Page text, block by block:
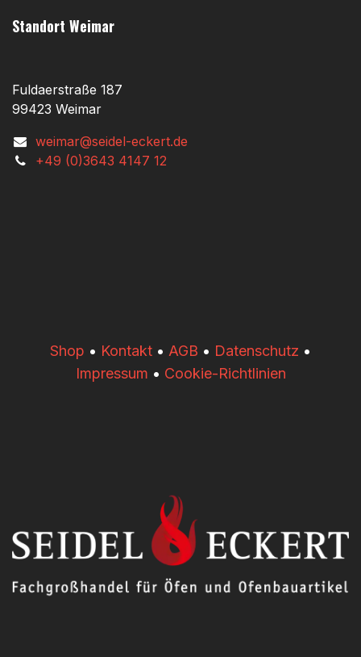
Standort Weimar
Fuldaerstraße 187
99423 Weimar
weimar@seidel-eckert.de
+49 (0)3643 4147 12
​​Shop • Kontakt • AGB • Datenschutz •
Impressum • Cookie-Richtlinien